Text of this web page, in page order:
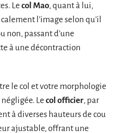
Le col Mao, quant à lui,
l’image selon qu’il
non, passant d’une
à une décontraction
le col et votre morphologie
Le col officier, par
à diverses hauteurs de cou
ajustable, offrant une